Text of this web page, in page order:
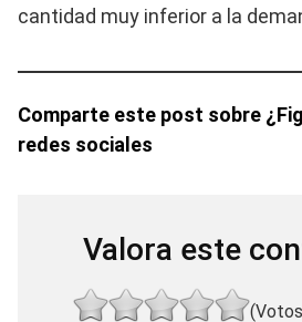
cantidad muy inferior a la
Comparte este post sobre
redes sociales
Valora este